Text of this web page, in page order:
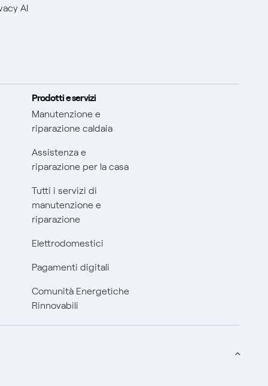
AI
Prodotti e servizi
Manutenzione e
riparazione caldaia
Assistenza e
riparazione per la casa
Tutti i servizi di
manutenzione e
riparazione
Elettrodomestici
Pagamenti digitali
Comunità Energetiche
Rinnovabili